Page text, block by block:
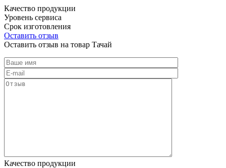
Качество продукции
Уровень сервиса
Срок изготовления
Оставить отзыв
Оставить отзыв на товар Тачай
Качество продукции